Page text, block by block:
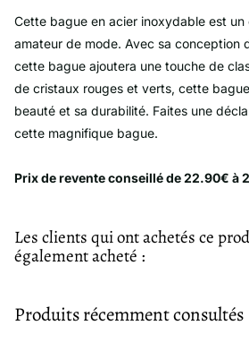
Cette bague en acier inoxydable est
amateur de mode. Avec sa conception
cette bague ajoutera une touche de
de cristaux rouges et verts, cette
beauté et sa durabilité. Faites une
cette magnifique bague.
Prix de revente conseillé de 22.90€ à
Les clients qui ont achetés ce
également acheté :
Produits récemment consultés